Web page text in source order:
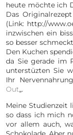
heute möchte ich
Das
(Link: http://
inzwischen ein
so besser
Den Kuchen
da Sie gerade im
unterstüzten Sie
Ihr
Out„.
Meine Studienzeit
so dass ich mich
vor allem auch,